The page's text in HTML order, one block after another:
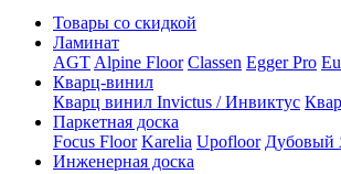
Товары со скидкой
Ламинат
AGT Alpine Floor Classen Egger Pro
Кварц-винил
Кварц винил Invictus / Инвиктус
Паркетная доска
Focus Floor Karelia Upofloor Дубовый
Инженерная доска